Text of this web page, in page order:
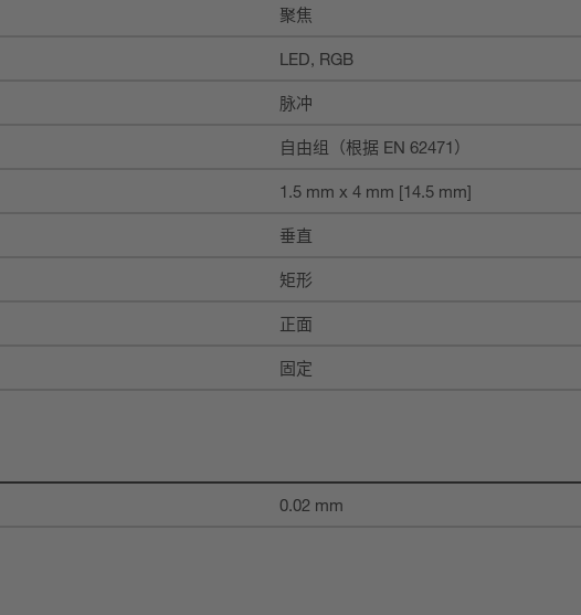
聚焦
LED, RGB
脉冲
自由组（根据 EN 62471）
1.5 mm x 4 mm [14.5 mm]
垂直
矩形
正面
固定
0.02 mm